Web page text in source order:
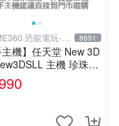
恐龍電玩-台 8651
主機】任天堂 New 3D
主機 珍珠白
機 日文介面 11.2版本
龍電玩】